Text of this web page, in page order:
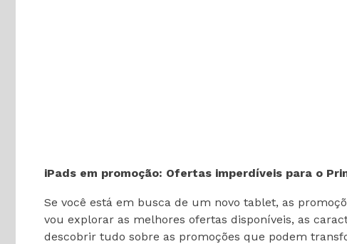
iPads em promoção: Ofertas imperdíveis para o
Se você está em busca de um novo tablet, as
vou explorar as melhores ofertas disponíveis, as
descobrir tudo sobre as promoções que podem